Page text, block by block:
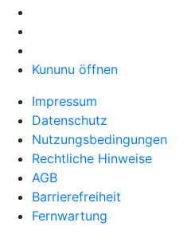
Kununu öffnen
Impressum
Datenschutz
Nutzungsbedingungen
Rechtliche Hinweise
AGB
Barrierefreiheit
Fernwartung